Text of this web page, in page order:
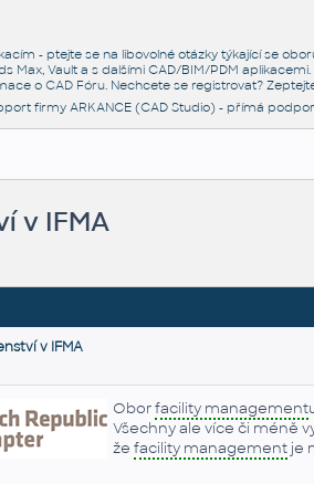
- ptejte se na libovolné otázky týkající se
Max, Vault a s dalšími CAD/BIM/PDM
o CAD Fóru. Nechcete se registrovat?
firmy ARKANCE (CAD Studio) - přímá
v IFMA
v IFMA
Oborfacility management
Všechny ale více či méně
že facility managementje